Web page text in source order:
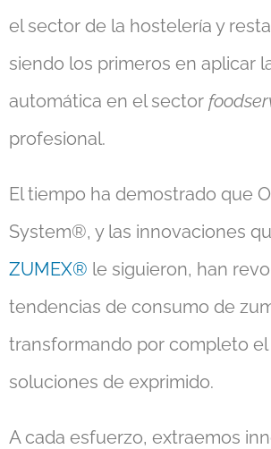
el sector de la hostelería y
siendo los primeros en aplicar
automática en el sector
profesional.
El tiempo ha demostrado que
System®, y las innovaciones
ZUMEX® le siguieron, han
tendencias de consumo de
transformando por completo
soluciones de exprimido.
A cada esfuerzo, extraemos